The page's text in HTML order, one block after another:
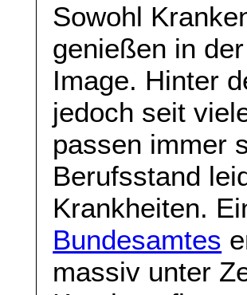
Sowohl
genießen in
Image. Hinter
jedoch seit
passen immer
Berufsstand
Krankheiten.
Bundesamtes
massiv unter